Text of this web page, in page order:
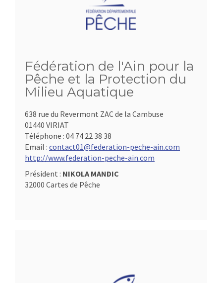
Fédération de l'Ain pour la
Pêche et la Protection du
Milieu Aquatique
638 rue du Revermont ZAC de la Cambuse
01440 VIRIAT
Téléphone : 04 74 22 38 38
Email : contact01@federation-peche-ain.com
http://www.federation-peche-ain.com
Président : NIKOLA MANDIC
32000 Cartes de Pêche